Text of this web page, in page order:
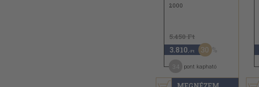
2000
5.450 Ft
3.810 ,-Ft 30
pont kapható